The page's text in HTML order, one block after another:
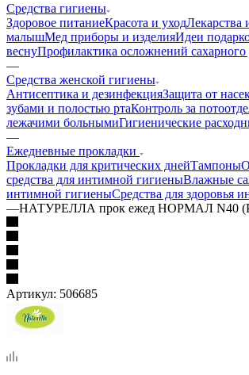
Средства гигиены
Здоровое питаниеКрасота и уход
малышМед приборы и изделияИдеи
веснуПрофилактика осложнений сахарного
—
Средства женской гигиены
Антисептика и дезинфекцияЗащита от
зубами и полостью ртаКонтроль за
лежачими больнымиГигиенические
—
Ежедневные прокладки
Прокладки для критических днейТампоны
средства для интимной гигиеныВлажные
интимной гигиеныСредства для здоровья
—НАТУРЕЛЛА прок ежед НОРМАЛ N40
Артикул: 506685